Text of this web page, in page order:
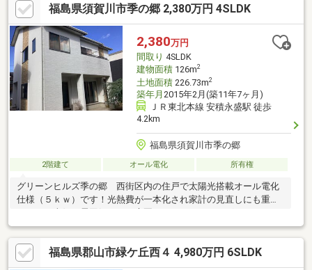
福島県須賀川市季の郷 2,380万円 4SLDK
2,380万円
間取り 4SLDK
建物面積126m2
土地面積226.73m2
築年月 2015年2月(築11年7ヶ月)
ＪＲ東北本線 安積永盛駅 徒歩
4.2km
福島県須賀川市季の郷
2階建て オール電化 所有権
グリーンヒルズ季の郷 西街区内の住戸で太陽光搭載オール電化
仕様（５ｋｗ）です！光熱費が一本化され家計の見直しにも重宝
ューも楽しめますよ！庭園の北側には外部収納があり、車のタイ
ヤや趣味用の道具も十分に収納できます！是非見学にお越しくだ
さい♪
福島県郡山市緑ケ丘西４ 4,980万円 6SLDK